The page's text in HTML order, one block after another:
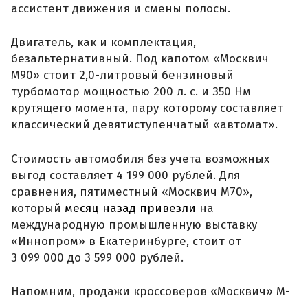
ассистент движения и смены полосы.
Двигатель, как и комплектация,
безальтернативный. Под капотом «Москвич
М90» стоит 2,0-литровый бензиновый
турбомотор мощностью 200 л. с. и 350 Нм
крутящего момента, пару которому составляет
классический девятиступенчатый «автомат».
Стоимость автомобиля без учета возможных
выгод составляет 4 199 000 рублей. Для
сравнения, пятиместный «Москвич М70»,
который месяц назад привезли на
международную промышленную выставку
«Иннопром» в Екатеринбурге, стоит от
3 099 000 до 3 599 000 рублей.
Напомним, продажи кроссоверов «Москвич» М-